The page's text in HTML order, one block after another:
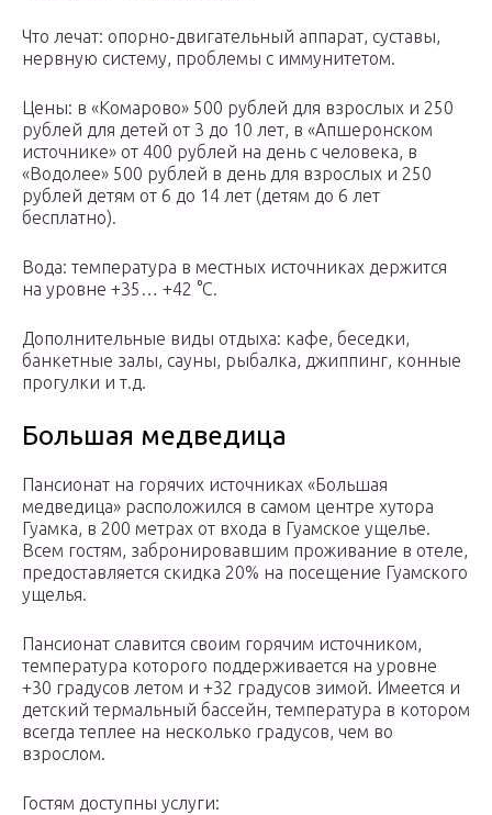
Что лечат: опорно-двигательный аппарат, суставы,
нервную систему, проблемы с иммунитетом.
Цены: в «Комарово» 500 рублей для взрослых и 250
рублей для детей от 3 до 10 лет, в «Апшеронском
источнике» от 400 рублей на день с человека, в
«Водолее» 500 рублей в день для взрослых и 250
рублей детям от 6 до 14 лет (детям до 6 лет
бесплатно).
Вода: температура в местных источниках держится
на уровне +35… +42 °С.
Дополнительные виды отдыха: кафе, беседки,
банкетные залы, сауны, рыбалка, джиппинг, конные
прогулки и т.д.
Большая медведица
Пансионат на горячих источниках «Большая
медведица» расположился в самом центре хутора
Гуамка, в 200 метрах от входа в Гуамское ущелье.
Всем гостям, забронировавшим проживание в отеле,
предоставляется скидка 20% на посещение Гуамского
ущелья.
Пансионат славится своим горячим источником,
температура которого поддерживается на уровне
+30 градусов летом и +32 градусов зимой. Имеется и
детский термальный бассейн, температура в котором
всегда теплее на несколько градусов, чем во
взрослом.
Гостям доступны услуги: